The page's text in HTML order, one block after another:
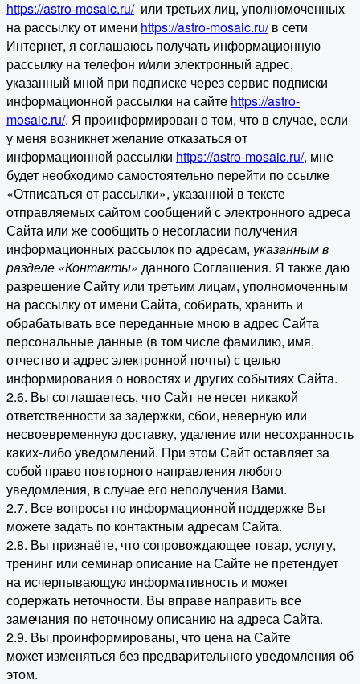
https://astro-mosaic.ru/или третьих лиц, уполномоченных
на рассылку от имени https://astro-mosaic.ru/в сети
Интернет, я соглашаюсь получать информационную
рассылку на телефон и/или электронный адрес,
указанный мной при подписке через сервис подписки
информационной рассылки на сайте https://astro-
mosaic.ru/. Я проинформирован о том, что в случае, если
у меня возникнет желание отказаться от
информационной рассылки https://astro-mosaic.ru/, мне
будет необходимо самостоятельно перейти по ссылке
«Отписаться от рассылки», указанной в тексте
отправляемых сайтом сообщений с электронного адреса
Сайта или же сообщить о несогласии получения
информационных рассылок по адресам, указанным в
разделе «Контакты» данного Соглашения. Я также даю
разрешение Сайту или третьим лицам, уполномоченным
на рассылку от имени Сайта, собирать, хранить и
обрабатывать все переданные мною в адрес Сайта
персональные данные (в том числе фамилию, имя,
отчество и адрес электронной почты) с целью
информирования о новостях и других событиях Сайта.
2.6. Вы соглашаетесь, что Сайт не несет никакой
ответственности за задержки, сбои, неверную или
несвоевременную доставку, удаление или несохранность
каких-либо уведомлений. При этом Сайт оставляет за
собой право повторного направления любого
уведомления, в случае его неполучения Вами.
2.7. Все вопросы по информационной поддержке Вы
можете задать по контактным адресам Сайта.
2.8. Вы признаёте, что сопровождающее товар, услугу,
тренинг или семинар описание на Сайте не претендует
на исчерпывающую информативность и может
содержать неточности. Вы вправе направить все
замечания по неточному описанию на адреса Сайта.
2.9. Вы проинформированы, что цена на Сайте
может изменяться без предварительного уведомления об
этом.